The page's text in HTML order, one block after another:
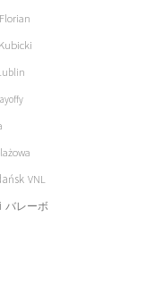
Florian
VNL
バレーボ